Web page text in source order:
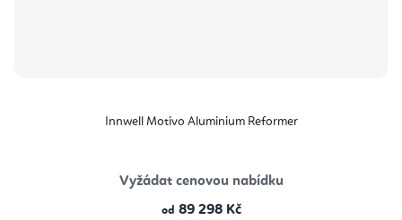
Innwell Motivo Aluminium Reformer
Vyžádat cenovou nabídku
od 89 298 Kč